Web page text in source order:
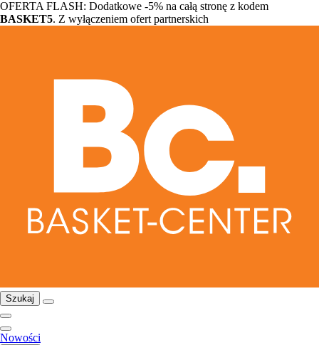
OFERTA FLASH: Dodatkowe -5% na całą stronę z kodem
BASKET5. Z wyłączeniem ofert partnerskich
Szukaj
Nowości